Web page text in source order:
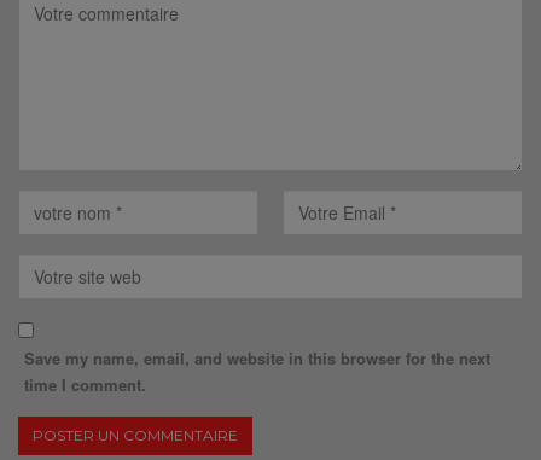
Save my name, email, and website in this browser for the next
time I comment.